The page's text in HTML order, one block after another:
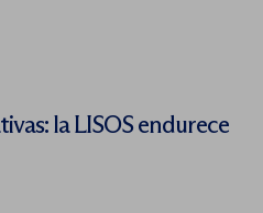
la LISOS endurece